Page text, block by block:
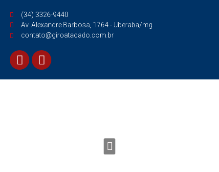
(34) 3326-9440
Av. Alexandre Barbosa, 1764 - Uberaba/mg
contato@giroatacado.com.br